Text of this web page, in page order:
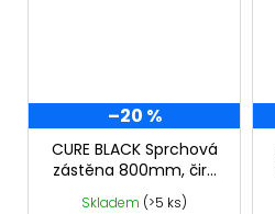
–20 %
CURE BLACK Sprchová
zástěna 800mm, čiré
sklo, CB80
Skladem (>5 ks)